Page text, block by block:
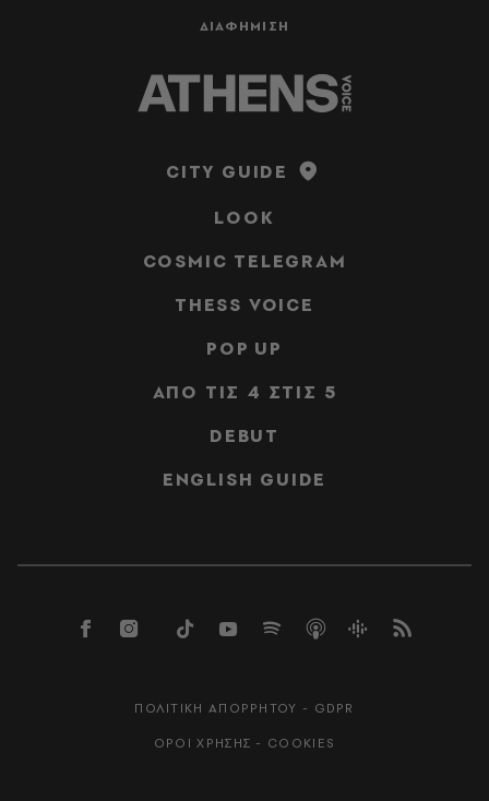
ΔΙΑΦΗΜΙΣΗ
CITY GUIDE
LOOK
COSMIC TELEGRAM
THESS VOICE
POP UP
ΑΠΟ ΤΙΣ 4 ΣΤΙΣ 5
DEBUT
ENGLISH GUIDE
ΠΟΛΙΤΙΚΗ ΑΠΟΡΡΗΤΟΥ - GDPR
ΟΡΟΙ ΧΡΗΣΗΣ - COOKIES